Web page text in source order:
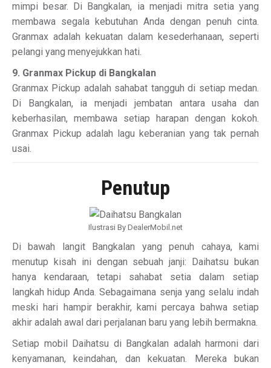
mimpi besar. Di Bangkalan, ia menjadi mitra setia yang
membawa segala kebutuhan Anda dengan penuh cinta.
Granmax adalah kekuatan dalam kesederhanaan, seperti
pelangi yang menyejukkan hati.
9. Granmax Pickup di Bangkalan
Granmax Pickup adalah sahabat tangguh di setiap medan.
Di Bangkalan, ia menjadi jembatan antara usaha dan
keberhasilan, membawa setiap harapan dengan kokoh.
Granmax Pickup adalah lagu keberanian yang tak pernah
usai.
Penutup
Ilustrasi By DealerMobil.net
Di bawah langit Bangkalan yang penuh cahaya, kami
menutup kisah ini dengan sebuah janji: Daihatsu bukan
hanya kendaraan, tetapi sahabat setia dalam setiap
langkah hidup Anda. Sebagaimana senja yang selalu indah
meski hari hampir berakhir, kami percaya bahwa setiap
akhir adalah awal dari perjalanan baru yang lebih bermakna.
Setiap mobil Daihatsu di Bangkalan adalah harmoni dari
kenyamanan, keindahan, dan kekuatan. Mereka bukan